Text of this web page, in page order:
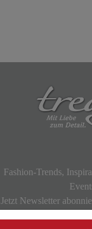
Fashion-Trends,
Jetzt Newsletter